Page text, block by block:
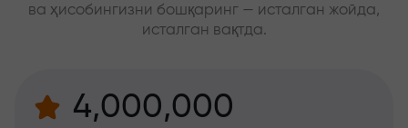
ва ҳисобингизни бошқаринг — исталган жойда,
исталган вақтда.
4,000,000